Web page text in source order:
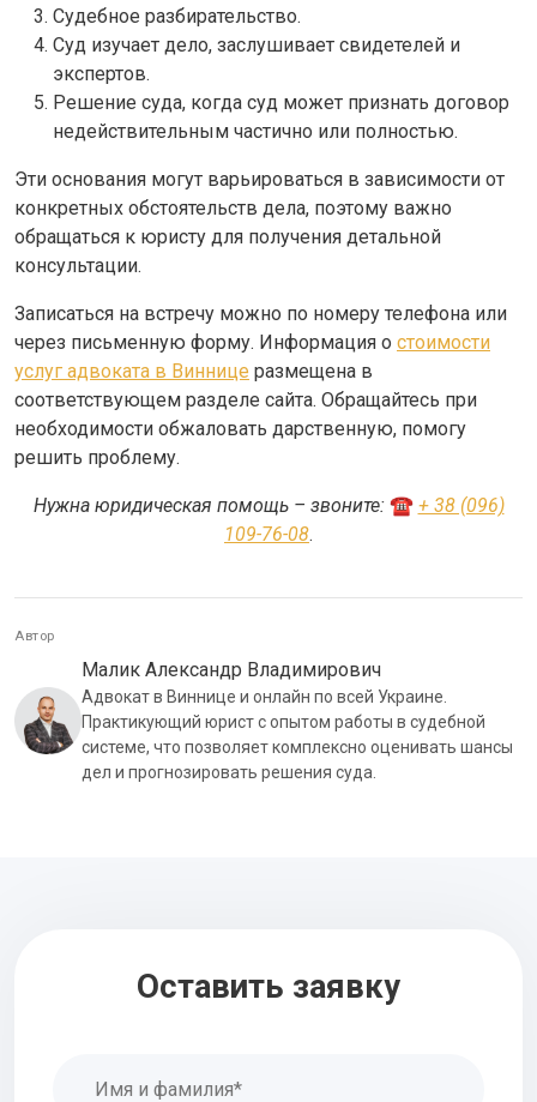
Судебное разбирательство.
Суд изучает дело, заслушивает свидетелей и
экспертов.
Решение суда, когда суд может признать договор
недействительным частично или полностью.
Эти основания могут варьироваться в зависимости от
конкретных обстоятельств дела, поэтому важно
обращаться к юристу для получения детальной
консультации.
Записаться на встречу можно по номеру телефона или
через письменную форму. Информация о стоимости
услуг адвоката в Виннице размещена в
соответствующем разделе сайта. Обращайтесь при
необходимости обжаловать дарственную, помогу
решить проблему.
Нужна юридическая помощь – звоните:☎️ + 38 (096)
109-76-08.
Автор
Малик Александр Владимирович
Адвокат в Виннице и онлайн по всей Украине.
Практикующий юрист с опытом работы в судебной
системе, что позволяет комплексно оценивать шансы
дел и прогнозировать решения суда.
Оставить заявку